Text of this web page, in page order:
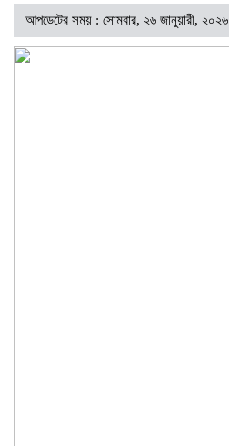
আপডেটের সময় : সোমবার, ২৬ জানুয়ারী, ২০২৬